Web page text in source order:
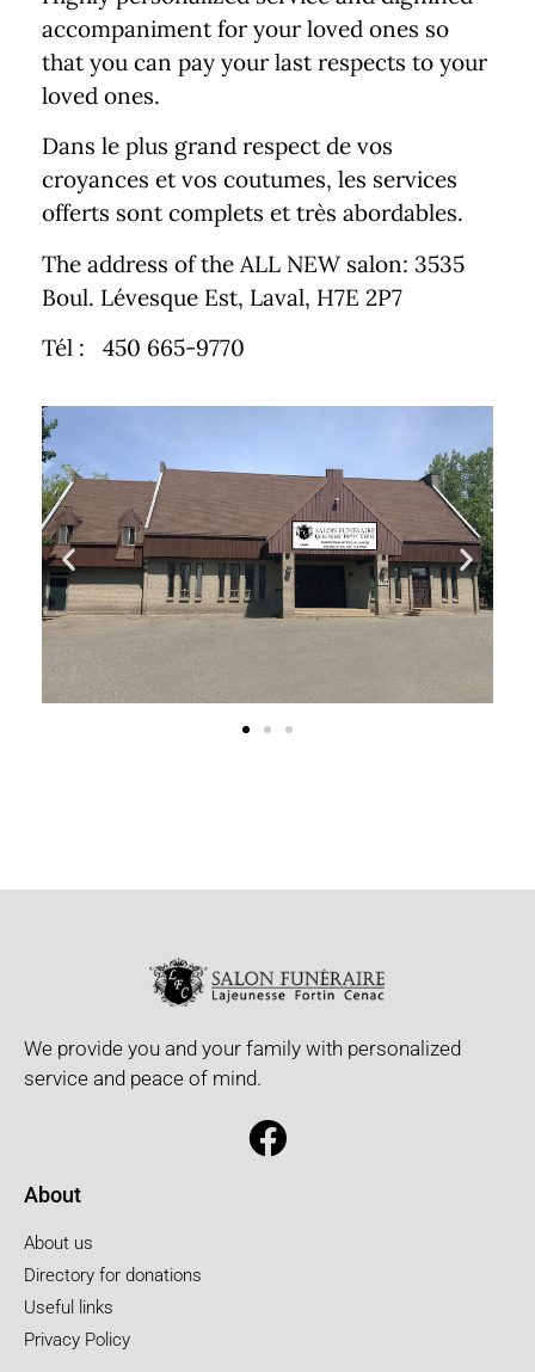
accompaniment for your loved ones so
that you can pay your last respects to your
loved ones.
Dans le plus grand respect de vos
croyances et vos coutumes, les services
offerts sont complets et très abordables.
The address of the ALL NEW salon: 3535
Boul. Lévesque Est, Laval, H7E 2P7
Tél : 450 665-9770
We provide you and your family with personalized
service and peace of mind.
About
About us
Directory for donations
Useful links
Privacy Policy